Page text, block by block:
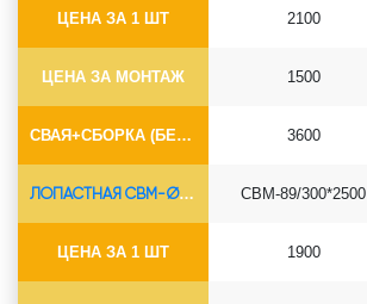
ЦЕНА ЗА 1 ШТ
ЦЕНА ЗА МОНТАЖ
СВАЯ+СБОРКА (БЕЗ ОГОЛОВКА)
2100
1500
3600
ЛОПАСТНАЯ СВМ-Ø89*6.5
ЦЕНА ЗА 1 ШТ
СВМ-89/300*2500
1900